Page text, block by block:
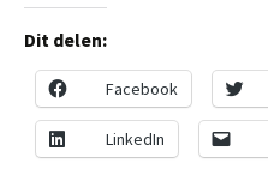
Dit delen:
Facebook
LinkedIn